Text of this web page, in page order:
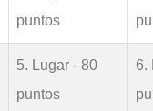
puntos
5. Lugar - 80
puntos
6.